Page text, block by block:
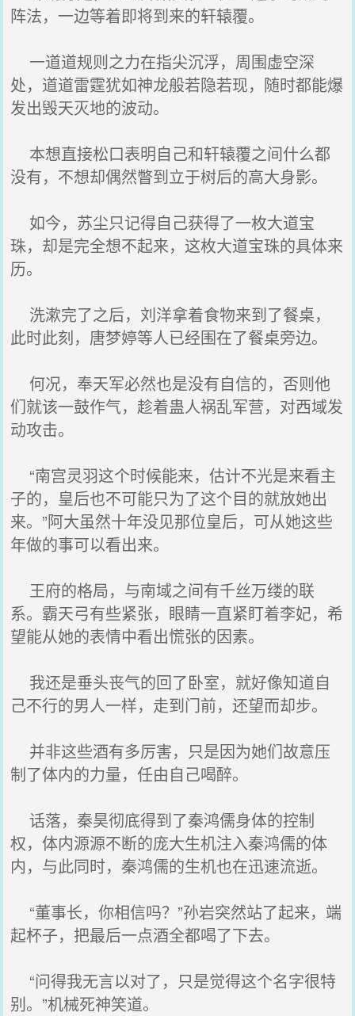
阵法，一边等着即将到来的轩辕覆。
一道道规则之力在指尖沉浮，周围虚空深
处，道道雷霆犹如神龙般若隐若现，随时都能爆
发出毁天灭地的波动。
本想直接松口表明自己和轩辕覆之间什么都
没有，不想却偶然瞥到立于树后的高大身影。
如今，苏尘只记得自己获得了一枚大道宝
珠，却是完全想不起来，这枚大道宝珠的具体来
历。
洗漱完了之后，刘洋拿着食物来到了餐桌，
此时此刻，唐梦婷等人已经围在了餐桌旁边。
何况，奉天军必然也是没有自信的，否则他
们就该一鼓作气，趁着蛊人祸乱军营，对西域发
动攻击。
“南宫灵羽这个时候能来，估计不光是来看主
子的，皇后也不可能只为了这个目的就放她出
来。”阿大虽然十年没见那位皇后，可从她这些
年做的事可以看出来。
王府的格局，与南域之间有千丝万缕的联
系。霸天弓有些紧张，眼睛一直紧盯着李妃，希
望能从她的表情中看出慌张的因素。
我还是垂头丧气的回了卧室，就好像知道自
己不行的男人一样，走到门前，还望而却步。
并非这些酒有多厉害，只是因为她们故意压
制了体内的力量，任由自己喝醉。
话落，秦昊彻底得到了秦鸿儒身体的控制
权，体内源源不断的庞大生机注入秦鸿儒的体
内，与此同时，秦鸿儒的生机也在迅速流逝。
“董事长，你相信吗？”孙岩突然站了起来，端
起杯子，把最后一点酒全都喝了下去。
“问得我无言以对了，只是觉得这个名字很特
别。”机械死神笑道。